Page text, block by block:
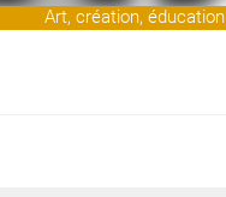
Art, création, éducation